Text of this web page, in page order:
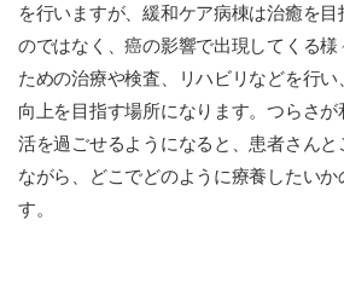
を行いますが、緩和ケア病棟は治癒を
のではなく、癌の影響で出現してくる
ための治療や検査、リハビリなどを行
向上を目指す場所になります。つらさ
活を過ごせるようになると、患者さん
ながら、どこでどのように療養したい
す。